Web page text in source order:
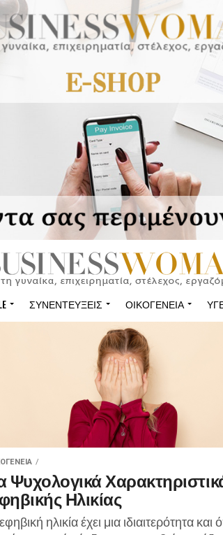
ΣΥΝΕΝΤΕΎΞΕΙΣ ΟΙΚΟΓΈΝΕΙΑ
Ψυχολογικά
Ηλικίας
ηλικία έχει μια ιδιαιτερότητα